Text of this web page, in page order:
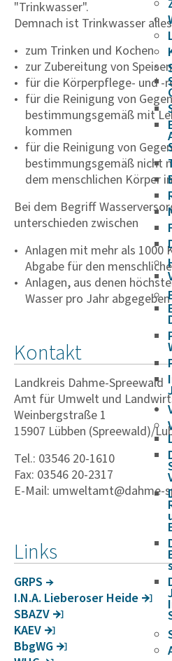
"Trinkwasser".
Demnach ist Trinkwasser
zum Trinken und Kochen
zur Zubereitung von
für die Körperpflege- und -
für die Reinigung von
bestimmungsgemäß mit
kommen
für die Reinigung von
bestimmungsgemäß nicht
dem menschlichen Körper
Bei dem Begriff
unterschieden zwischen
Anlagen mit mehr als 1000
Abgabe für den
Anlagen, aus denen
Wasser pro Jahr
Kontakt
Landkreis Dahme-Spreewald
Amt für Umwelt und
Weinbergstraße 1
15907 Lübben (Spreewald)/
Tel.: 03546 20-1610
Fax: 03546 20-2317
E-Mail: umweltamt@dahme-
Links
GRPS
I.N.A. Liebe­roser Heide
SBAZV
KAEV
BbgWG